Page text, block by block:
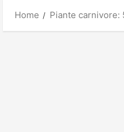
Home Piante carnivore: